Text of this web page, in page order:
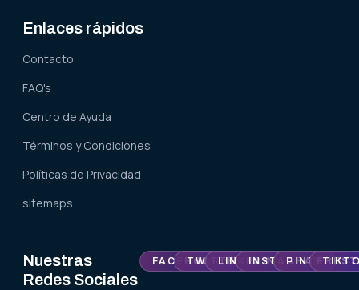
Enlaces rápidos
Contacto
FAQ's
Centro de Ayuda
Términos y Condiciones
Políticas de Privacidad
sitemaps
Nuestras
Redes Sociales
FACEBOOK
TWITTERLINKEDININSTAGRAMPINTEREST